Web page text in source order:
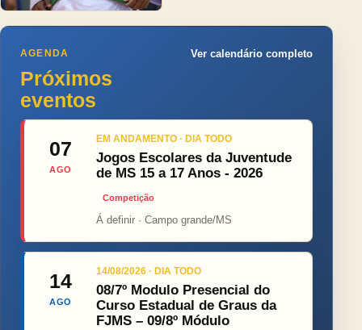
AGENDA
Próximos
eventos
Ver calendário completo
07
AGO
EM ANDAMENTO · DIA TODO
Jogos Escolares da Juventude
de MS 15 a 17 Anos - 2026
Competição
Á definir · Campo grande/MS
14
AGO
14/08/2026 · DIA TODO
08/7º Modulo Presencial do
Curso Estadual de Graus da
FJMS – 09/8º Módulo